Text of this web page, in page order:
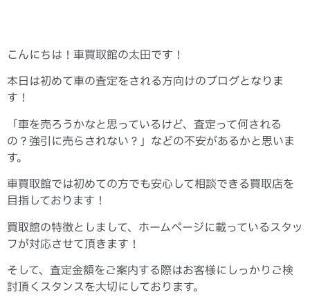
こんにちは！車買取館の太田です！
本日は初めて車の査定をされる方向けのブログとなりま
す！
「車を売ろうかなと思っているけど、査定って何される
の？強引に売らされない？」などの不安があるかと思いま
す。
車買取館では初めての方でも安心して相談できる買取店を
目指しております！
買取館の特徴としまして、ホームページに載っているスタッ
フが対応させて頂きます！
そして、査定金額をご案内する際はお客様にしっかりご検
討頂くスタンスを大切にしております。